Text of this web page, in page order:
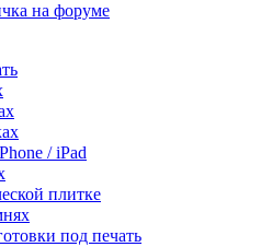
на форуме
/ iPad
плитке
под печать